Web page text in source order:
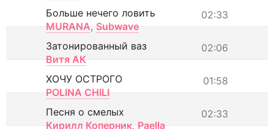
02:33
Больше нечего ловить
MURANA, Subwave
02:06
Затонированный ваз
Витя АК
01:58
ХОЧУ ОСТРОГО
POLINA CHILI
02:33
Песня о смелых
Кирилл Коперник, Paella